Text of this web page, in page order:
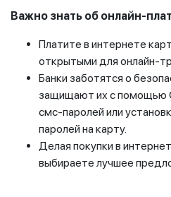
Важно знать об онлайн-
Платите в интернете
открытыми для онлайн-
Банки заботятся о
защищают их с помощью
смс-паролей или
паролей на карту.
Делая покупки в
выбираете лучшее